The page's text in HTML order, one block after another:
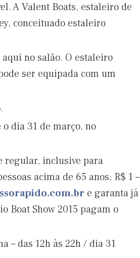
A Valent Boats, estaleiro de
conceituado estaleiro
no salão. O estaleiro
ser equipada com um
dia 31 de março, no
regular, inclusive para
acima de 65 anos; R$ 1 –
e garanta já
Boat Show 2015 pagam o
– das 12h às 22h / dia 31